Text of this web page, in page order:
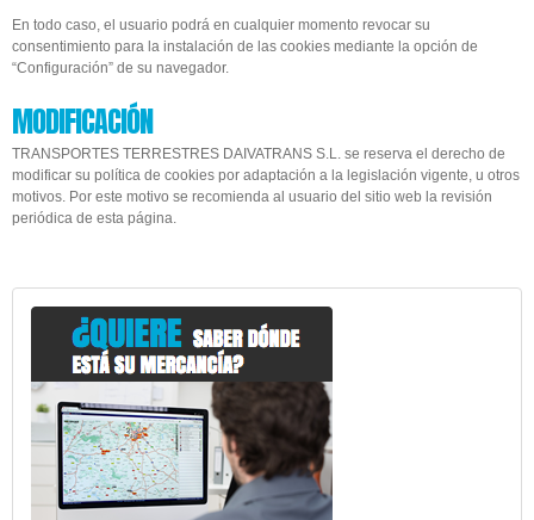
En todo caso, el usuario podrá en cualquier momento revocar su
consentimiento para la instalación de las cookies mediante la opción de
“Configuración” de su navegador.
MODIFICACIÓN
TRANSPORTES TERRESTRES DAIVATRANS S.L. se reserva el derecho de
modificar su política de cookies por adaptación a la legislación vigente, u otros
motivos. Por este motivo se recomienda al usuario del sitio web la revisión
periódica de esta página.